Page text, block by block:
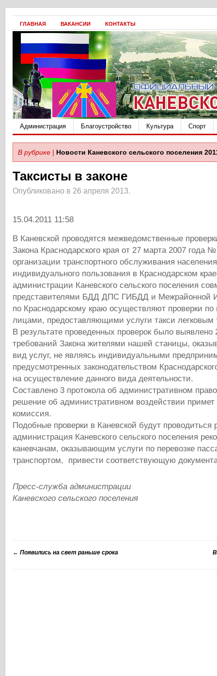
ГЛАВНАЯ ВАКАНСИИ КОНТАКТЫ
Администрация Благоустройство Культура Спорт
В рубрике | Новости Каневского сельского поселения
Таксисты в законе
Опубликовано в 26 апреля 2013.
15.04.2011 11:58
В Каневской проводятся межведомственные
Закона Краснодарского края от 27 марта 2007 года
организации транспортного обслуживания
индивидуального пользования в Краснодарском
администрации Каневского сельского поселения
представителями БДД ДПС ГИБДД и
по Краснодарскому краю осуществляют проверки
лицами, предоставляющими услуги такси легковым
В результате проведенных проверок было
требований Закона жителями нашей станицы,
вид услуг, не являясь индивидуальными
предусмотренных законодательством
на осуществление данного вида деятельности.
Составлено 3 протокола об административном
решение об административном воздействии
комиссия.
Подобные проверки в Каневской будут проводиться
администрация Каневского сельского поселения
каневчанам, оказывающим услуги по перевозке
транспортом, привести соответствующую
Пресс-служба администрации
Каневского сельского поселения
← Появились на свет раньше срока